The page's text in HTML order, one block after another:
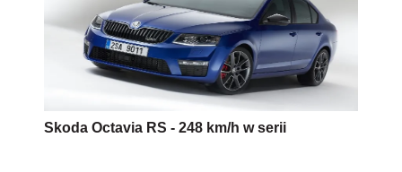
Skoda Octavia RS - 248 km/h w serii